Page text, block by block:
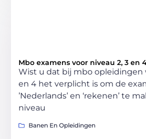
Mbo examens voor niveau 2, 3 en
Wist u dat bij mbo opleidingen
en 4 het verplicht is om de
’Nederlands’ en ‘rekenen’ te
niveau
Banen En Opleidingen